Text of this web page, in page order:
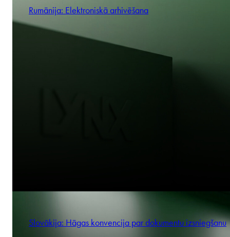
Rumānija: Elektroniskā arhivēšana
Slovākija: Hāgas konvencija par dokumentu izsniegšanu